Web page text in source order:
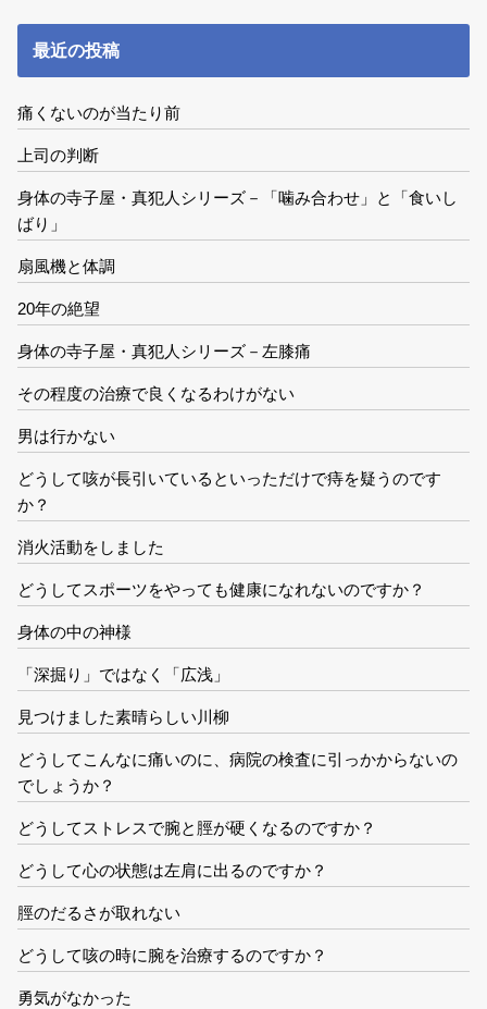
最近の投稿
痛くないのが当たり前
上司の判断
身体の寺子屋・真犯人シリーズ－「噛み合わせ」と「食いし
ばり」
扇風機と体調
20年の絶望
身体の寺子屋・真犯人シリーズ－左膝痛
その程度の治療で良くなるわけがない
男は行かない
どうして咳が長引いているといっただけで痔を疑うのです
か？
消火活動をしました
どうしてスポーツをやっても健康になれないのですか？
身体の中の神様
「深掘り」ではなく「広浅」
見つけました素晴らしい川柳
どうしてこんなに痛いのに、病院の検査に引っかからないの
でしょうか？
どうしてストレスで腕と脛が硬くなるのですか？
どうして心の状態は左肩に出るのですか？
脛のだるさが取れない
どうして咳の時に腕を治療するのですか？
勇気がなかった